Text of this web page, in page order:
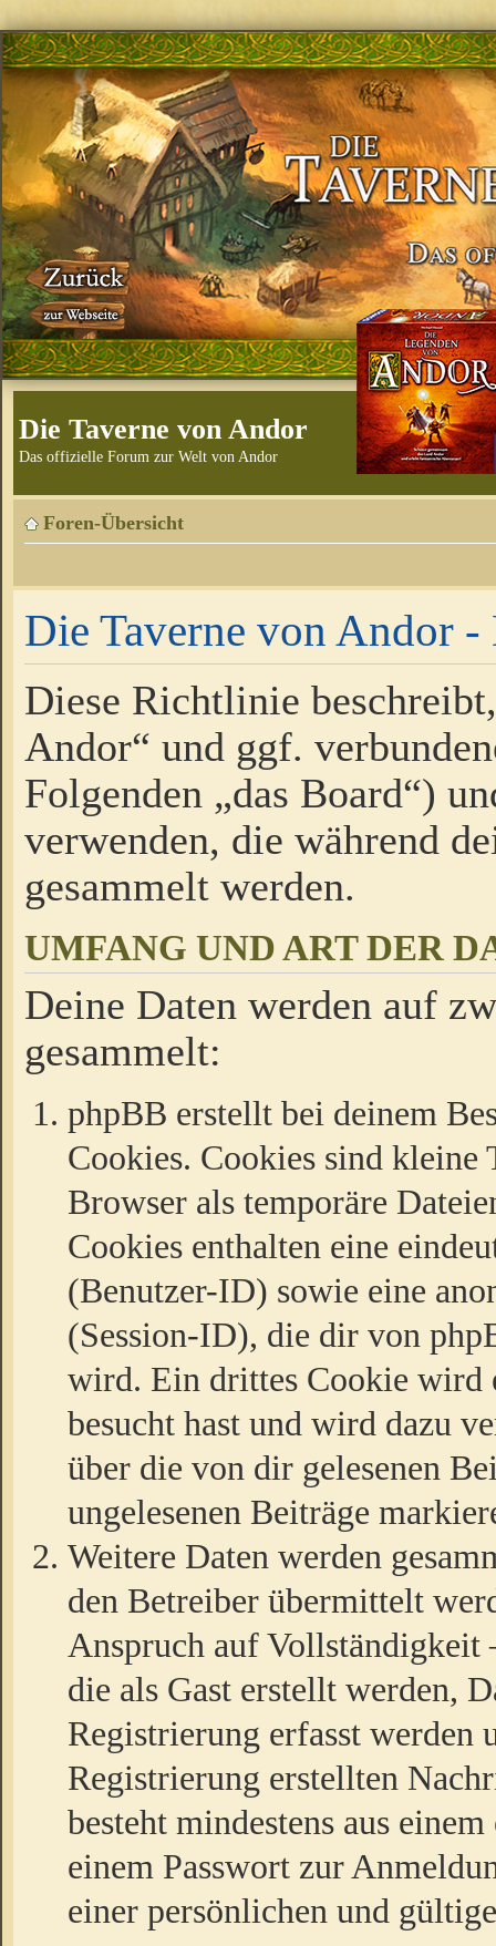
Die Taverne von Andor
Das offizielle Forum zur Welt von Andor
Foren-Übersicht
Die Taverne von Andor
Diese Richtlinie
Andor“ und ggf.
Folgenden „das Board“)
verwenden, die während
gesammelt werden.
UMFANG UND ART DER
Deine Daten werden auf
gesammelt:
phpBB erstellt bei deinem
Cookies. Cookies sind kleine
Browser als temporäre
Cookies enthalten eine
(Benutzer-ID) sowie eine
(Session-ID), die dir von
wird. Ein drittes Cookie wird
besucht hast und wird dazu
über die von dir gelesenen
ungelesenen Beiträge
Weitere Daten werden
den Betreiber übermittelt
Anspruch auf
die als Gast erstellt werden,
Registrierung erfasst werden
Registrierung erstellten
besteht mindestens aus
einem Passwort zur
einer persönlichen und